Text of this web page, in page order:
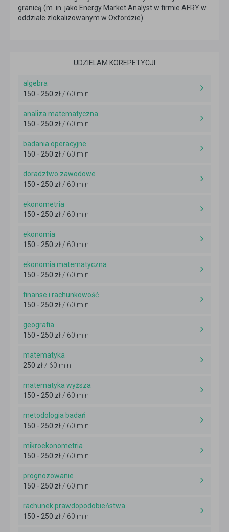
granicą (m. in. jako Energy Market Analyst w firmie AFRY w
oddziale zlokalizowanym w Oxfordzie)
UDZIELAM KOREPETYCJI
algebra
150 - 250 zł / 60 min
analiza matematyczna
150 - 250 zł / 60 min
badania operacyjne
150 - 250 zł / 60 min
doradztwo zawodowe
150 - 250 zł / 60 min
ekonometria
150 - 250 zł / 60 min
ekonomia
150 - 250 zł / 60 min
ekonomia matematyczna
150 - 250 zł / 60 min
finanse i rachunkowość
150 - 250 zł / 60 min
geografia
150 - 250 zł / 60 min
matematyka
250 zł / 60 min
matematyka wyższa
150 - 250 zł / 60 min
metodologia badań
150 - 250 zł / 60 min
mikroekonometria
150 - 250 zł / 60 min
prognozowanie
150 - 250 zł / 60 min
rachunek prawdopodobieństwa
150 - 250 zł / 60 min